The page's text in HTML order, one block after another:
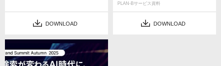
DOWNLOAD
PLAN-Bサービス資料
DOWNLOAD